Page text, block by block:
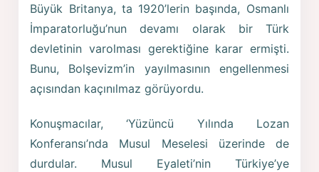
Büyük Britanya, ta 1920’lerin başında, Osmanlı
İmparatorluğu’nun devamı olarak bir Türk
devletinin varolması gerektiğine karar ermişti.
Bunu, Bolşevizm’in yayılmasının engellenmesi
açısından kaçınılmaz görüyordu.
Konuşmacılar, ‘Yüzüncü Yılında Lozan
Konferansı’nda Musul Meselesi üzerinde de
durdular. Musul Eyaleti’nin Türkiye’ye